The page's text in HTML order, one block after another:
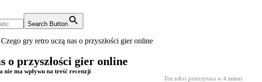
Search Button
Czego gry retro uczą nas o przyszłości gier online
o przyszłości gier online
nie ma wpływu na treść recenzji
Ten tekst przeczytasz w 4 minut